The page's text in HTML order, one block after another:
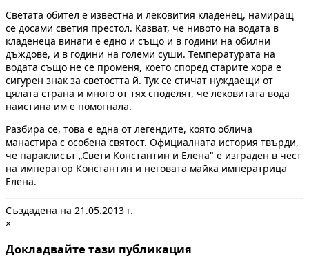
Светата обител е известна и лековития кладенец, намиращ
се досами светия престол. Казват, че нивото на водата в
кладенеца винаги е едно и също и в години на обилни
дъждове, и в години на големи суши. Температурата на
водата също не се променя, което според старите хора е
сигурен знак за светостта й. Тук се стичат нуждаещи от
цялата страна и много от тях споделят, че лековитата вода
наистина им е помогнала.
Разбира се, това е една от легендите, която облича
манастира с особена святост. Официалната история твърди,
че параклисът „Свети Константин и Елена" е изграден в чест
на император Константин и неговата майка императрица
Елена.
Създадена на 21.05.2013 г.
×
Докладвайте тази публикация